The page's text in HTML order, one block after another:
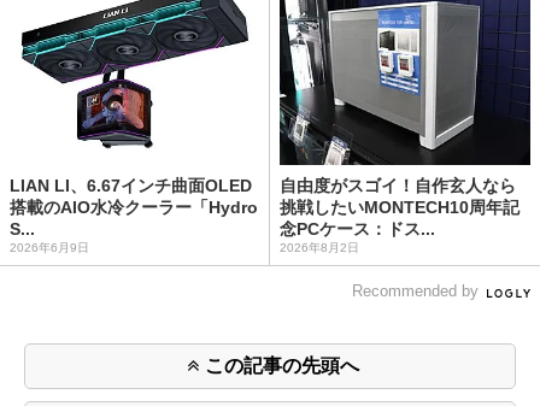
LIAN LI、6.67インチ曲面OLED
搭載のAIO水冷クーラー「Hydro
S...
2026年6月9日
自由度がスゴイ！自作玄人なら
挑戦したいMONTECH10周年記
念PCケース：ドス...
2026年8月2日
Recommended by
この記事の先頭へ